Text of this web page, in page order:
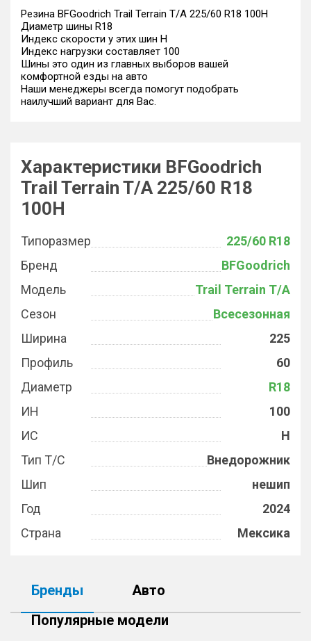
Резина BFGoodrich Trail Terrain T/A 225/60 R18 100H
Диаметр шины R18
Индекс скорости у этих шин H
Индекс нагрузки составляет 100
Шины это один из главных выборов вашей
комфортной езды на авто
Наши менеджеры всегда помогут подобрать
наилучший вариант для Вас.
Характеристики BFGoodrich
Trail Terrain T/A 225/60 R18
100H
Типоразмер
225/60 R18
Бренд
BFGoodrich
Модель
Trail Terrain T/A
Сезон
Всесезонная
Ширина
225
Профиль
60
Диаметр
R18
ИН
100
ИС
H
Тип Т/С
Внедорожник
Шип
нешип
Год
2024
Страна
Мексика
Бренды
Авто
Популярные модели